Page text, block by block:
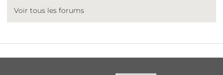
Voir tous les forums